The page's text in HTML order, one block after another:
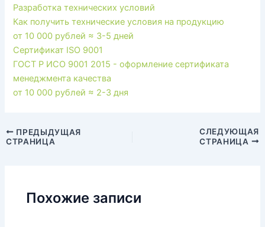
Разработка технических условий
Как получить технические условия на продукцию
от 10 000 рублей ≈ 3-5 дней
Сертификат ISO 9001
ГОСТ Р ИСО 9001 2015 - оформление сертификата
менеджмента качества
от 10 000 рублей ≈ 2-3 дня
Навигация
по
ПРЕДЫДУЩАЯ
СТРАНИЦА
СЛЕДУЮЩАЯ
СТРАНИЦА
Похожие записи